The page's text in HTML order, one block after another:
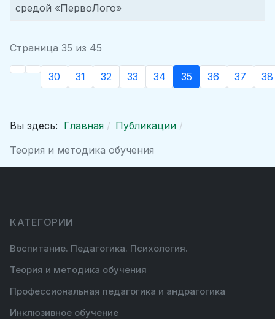
средой «ПервоЛого»
Страница 35 из 45
30 31 32 33 34 35 36 37 38
Вы здесь: Главная
Публикации
Теория и методика обучения
КАТЕГОРИИ
Воспитание. Педагогика. Психология.
Теория и методика обучения
Профессиональная педагогика и андрагогика
Инклюзивное обучение